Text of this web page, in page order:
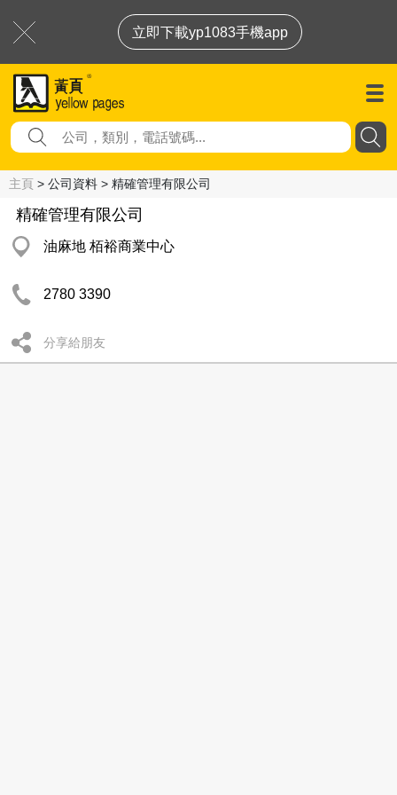
立即下載yp1083手機app
主頁 > 公司資料 > 精確管理有限公司
精確管理有限公司
油麻地 栢裕商業中心
2780 3390
分享給朋友